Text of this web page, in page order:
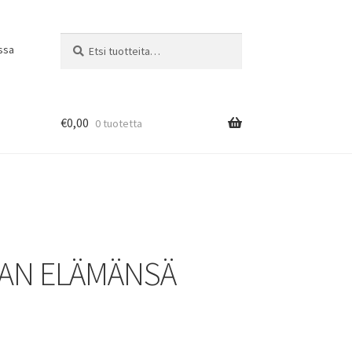
€0,00 0 tuotetta
ELÄMÄNSÄ